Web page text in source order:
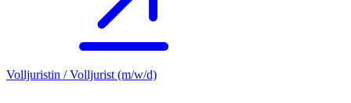
Volljuristin / Volljurist (m/w/d)